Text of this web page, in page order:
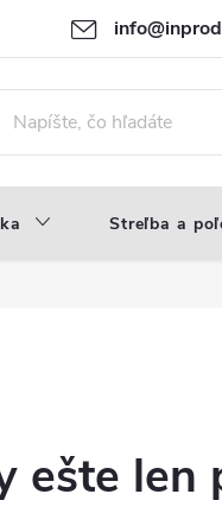
Náš príbeh
Streľba a
ešte len